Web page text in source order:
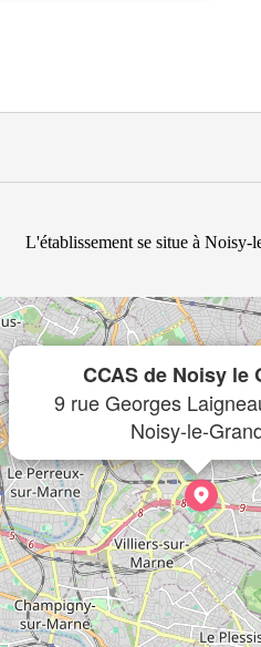
L'établissement se situe à Noisy-
CCAS de Noisy le
9 rue Georges
Noisy-le-